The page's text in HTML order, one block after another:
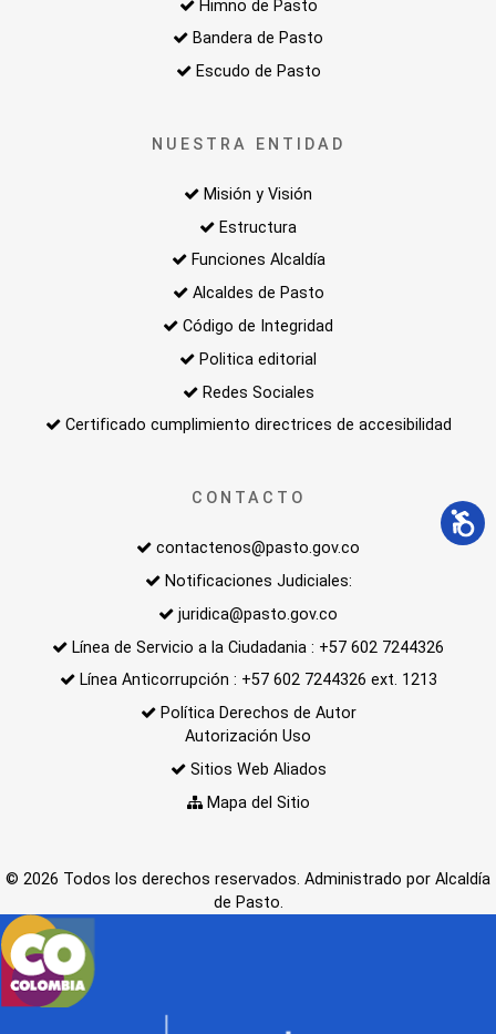
Himno de Pasto
Bandera de Pasto
Escudo de Pasto
NUESTRA ENTIDAD
Misión y Visión
Estructura
Funciones Alcaldía
Alcaldes de Pasto
Código de Integridad
Politica editorial
Redes Sociales
Certificado cumplimiento directrices de accesibilidad
CONTACTO
contactenos@pasto.gov.co
Notificaciones Judiciales:
juridica@pasto.gov.co
Línea de Servicio a la Ciudadania : +57 602 7244326
Línea Anticorrupción : +57 602 7244326 ext. 1213
Política Derechos de Autor
Autorización Uso
Sitios Web Aliados
Mapa del Sitio
© 2026 Todos los derechos reservados. Administrado por Alcaldía
de Pasto.